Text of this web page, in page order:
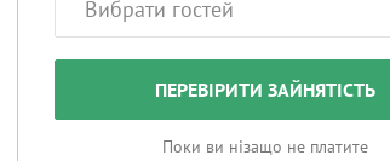
ПЕРЕВІРИТИ ЗАЙНЯТІСТЬ
Поки ви нізащо не платите